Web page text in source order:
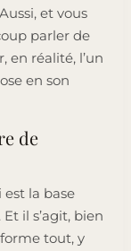
et vous
parler de
en réalité, l’un
en son
de
est la base
il s’agit, bien
tout, y